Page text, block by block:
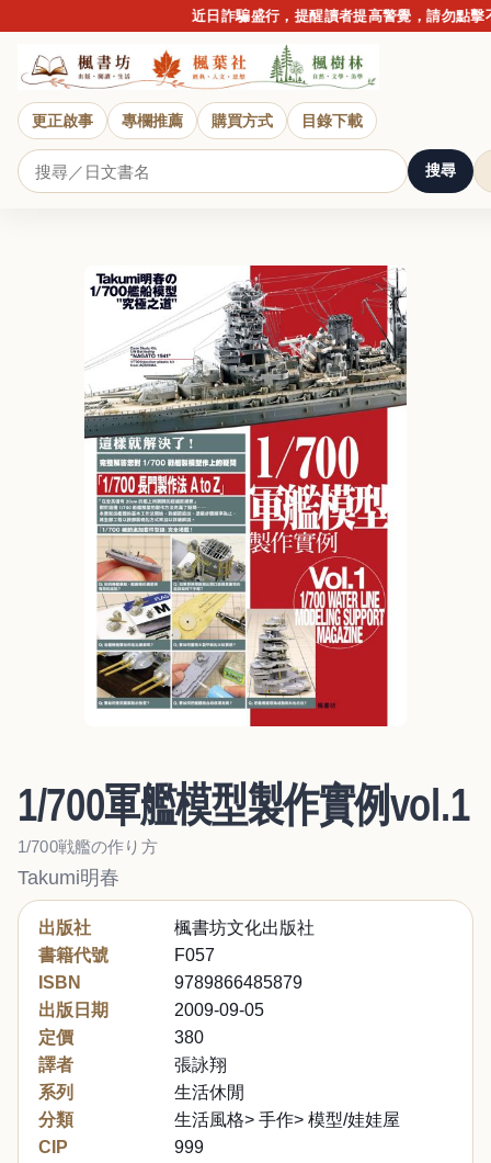
近日詐騙盛行，提醒讀者提高警覺，請勿點擊
更正啟事 專欄推薦 購買方式 目錄下載
搜尋
1/700軍艦模型製作實例vol.1
1/700戦艦の作り方
Takumi明春
出版社
楓書坊文化出版社
書籍代號
F057
ISBN
9789866485879
出版日期
2009-09-05
定價
380
譯者
張詠翔
系列
生活休閒
分類
生活風格> 手作> 模型/娃娃屋
CIP
999